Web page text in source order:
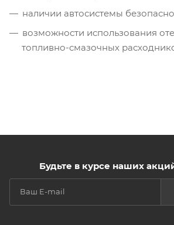
наличии автосистемы
возможности использования
топливно-смазочных
Будьте в курсе наших